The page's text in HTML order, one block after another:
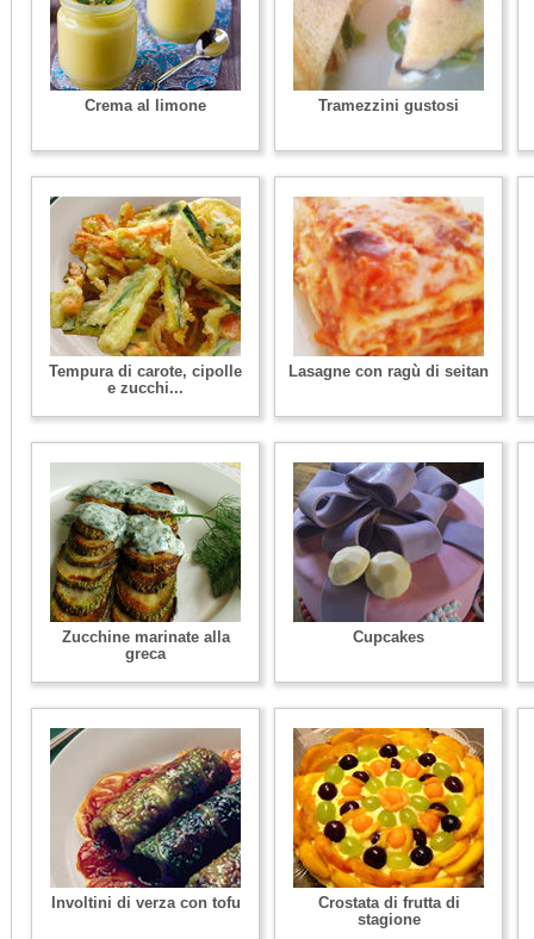
Crema al limone Tramezzini gustosi
Tempura di carote, cipolle
e zucchi...
Lasagne con ragù di seitan
Zucchine marinate alla
greca
Cupcakes
Involtini di verza con tofu
Crostata di frutta di
stagione